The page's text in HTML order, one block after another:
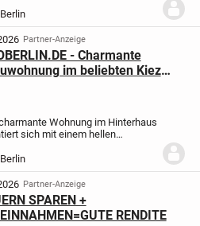
Partner-Anzeige
- Charmante
im beliebten Kiez
Wohnung im Hinterhaus
sich mit einem hellen
Für die natürliche
sorgen Kunststofffenster
Jahr 2016. Alle...
Partner-Anzeige
SPAREN +
RENDITE